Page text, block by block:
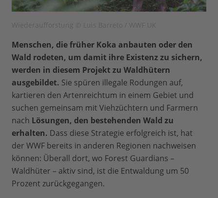
Menschen, die früher Koka anbauten oder den
Wald rodeten, um damit ihre Existenz zu sichern,
werden in diesem Projekt zu Waldhütern
ausgebildet. Sie spüren illegale Rodungen auf,
kartieren den Artenreichtum in einem Gebiet und
suchen gemeinsam mit Viehzüchtern und Farmern
nach Lösungen, den bestehenden Wald zu
erhalten. Dass diese Strategie erfolgreich ist, hat
der WWF bereits in anderen Regionen nachweisen
können: Überall dort, wo Forest Guardians –
Waldhüter – aktiv sind, ist die Entwaldung um 50
Prozent zurückgegangen.